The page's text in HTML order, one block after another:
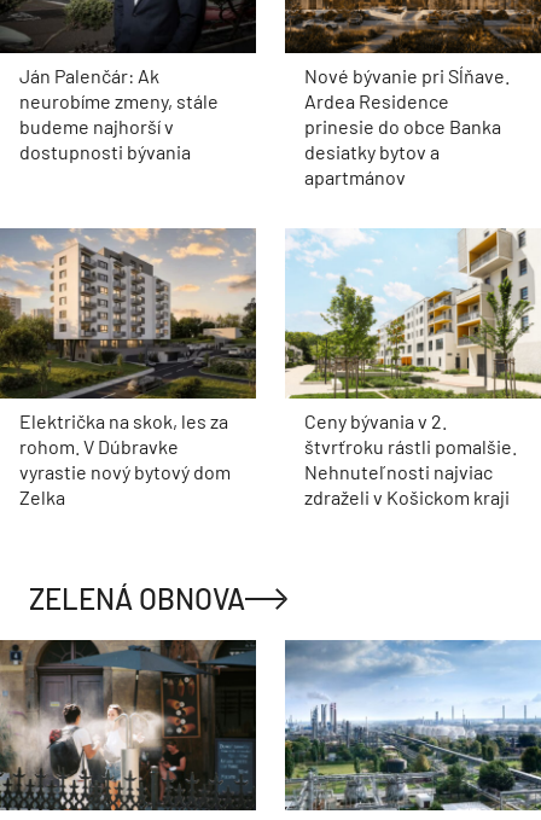
Ján Palenčár: Ak
neurobíme zmeny, stále
budeme najhorší v
dostupnosti bývania
Nové bývanie pri Sĺňave.
Ardea Residence
prinesie do obce Banka
desiatky bytov a
apartmánov
Električka na skok, les za
rohom. V Dúbravke
vyrastie nový bytový dom
Zelka
Ceny bývania v 2.
štvrťroku rástli pomalšie.
Nehnuteľnosti najviac
zdraželi v Košickom kraji
ZELENÁ OBNOVA